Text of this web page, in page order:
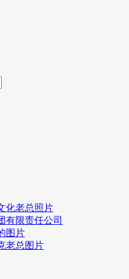
化老总照片
有限责任公司
图片
老总图片